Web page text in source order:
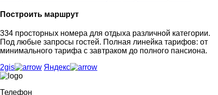
Построить маршрут
334 просторных номера для отдыха различной категории.
Под любые запросы гостей. Полная линейка тарифов: от
минимального тарифа с завтраком до полного пансиона.
2gis
Яндекс
Телефон